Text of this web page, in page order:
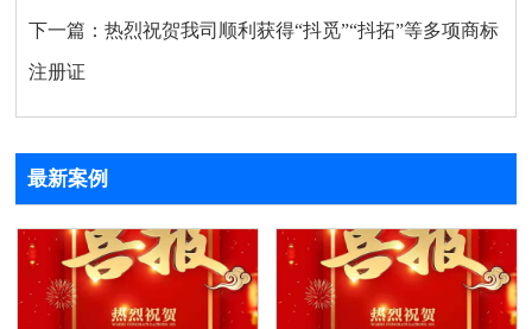
下一篇：热烈祝贺我司顺利获得“抖觅”“抖拓”等多项商标
注册证
最新案例